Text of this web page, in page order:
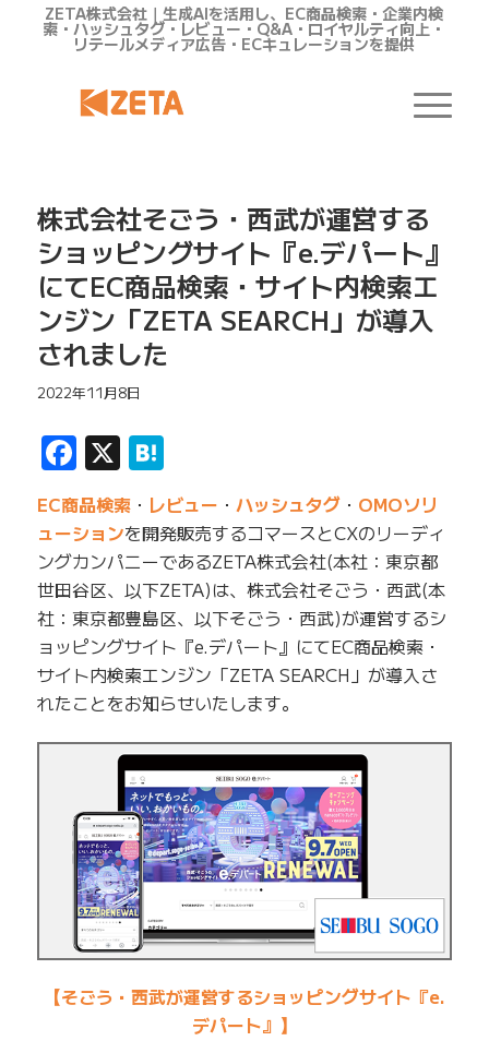
ZETA株式会社｜生成AIを活用し、EC商品検索・企業内検
索・ハッシュタグ・レビュー・Q&A・ロイヤルティ向上・
リテールメディア広告・ECキュレーションを提供
株式会社そごう・西武が運営する
ショッピングサイト『e.デパート』
にてEC商品検索・サイト内検索エ
ンジン「ZETA SEARCH」が導入
されました
2022年11月8日
Facebook
X Hatena
EC商品検索・ レビュー ・ ハッシュタグ・ OMOソリ
ューションを開発販売するコマースとCXのリーディ
ングカンパニーであるZETA株式会社(本社：東京都
世田谷区、以下ZETA)は、株式会社そごう・西武(本
社：東京都豊島区、以下そごう・西武)が運営するシ
ョッピングサイト『e.デパート』にてEC商品検索・
サイト内検索エンジン「ZETA SEARCH」が導入さ
れたことをお知らせいたします。
【そごう・西武が運営するショッピングサイト『e.
デパート』】